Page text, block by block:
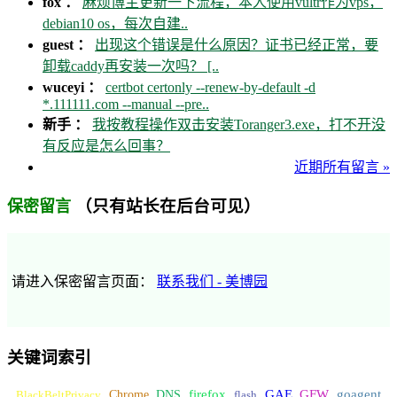
debian10 os，每次自建..
guest ： 出现这个错误是什么原因？证书已经正常，要
卸载caddy再安装一次吗？ [..
wuceyi ： certbot certonly --renew-by-default -d
*.111111.com --manual --pre..
新手 ： 我按教程操作双击安装Toranger3.exe，打不开没
有反应是怎么回事？
近期所有留言 »
保密留言 （只有站长在后台可见）
请进入保密留言页面： 联系我们 - 美博园
关键词索引